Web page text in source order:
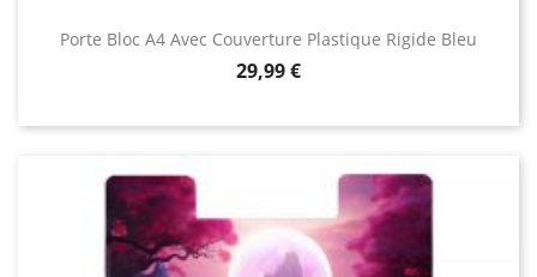
Porte Bloc A4 Avec Couverture Plastique Rigide Bleu
Prix
29,99 €